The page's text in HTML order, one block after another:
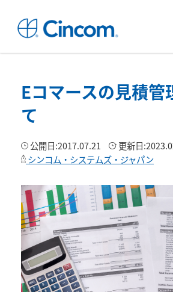
Eコマースの見積管
て
公開日:2017.07.21 更新日:
シンコム・システムズ・ジャパン